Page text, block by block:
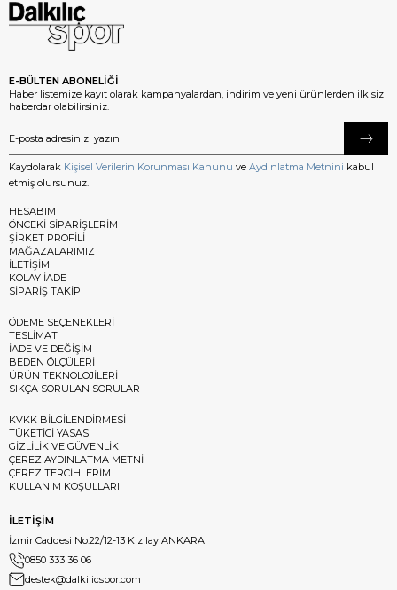
E-BÜLTEN ABONELİĞİ
Haber listemize kayıt olarak kampanyalardan, indirim ve yeni ürünlerden ilk siz
haberdar olabilirsiniz.
Kaydolarak Kişisel Verilerin Korunması Kanunu ve Aydınlatma Metnini kabul
etmiş olursunuz.
HESABIM
ÖNCEKİ SİPARİŞLERİM
ŞİRKET PROFİLİ
MAĞAZALARIMIZ
İLETİŞİM
KOLAY İADE
SİPARİŞ TAKİP
ÖDEME SEÇENEKLERİ
TESLİMAT
İADE VE DEĞİŞİM
BEDEN ÖLÇÜLERİ
ÜRÜN TEKNOLOJİLERİ
SIKÇA SORULAN SORULAR
KVKK BİLGİLENDİRMESİ
TÜKETİCİ YASASI
GİZLİLİK VE GÜVENLİK
ÇEREZ AYDINLATMA METNİ
ÇEREZ TERCİHLERİM
KULLANIM KOŞULLARI
İLETİŞİM
İzmir Caddesi No:22/12-13 Kızılay ANKARA
0850 333 36 06
destek@dalkilicspor.com